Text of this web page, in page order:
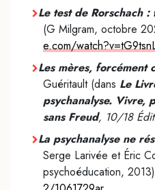
Le test de Rorschach
(G Milgram, octobre
e.com/
Les mères, forcément
Guéritault (dans Le
psychanalyse. Vivre,
sans Freud, 10/18
La psychanalyse ne
Serge Larivée et Éric
psychoéducation,